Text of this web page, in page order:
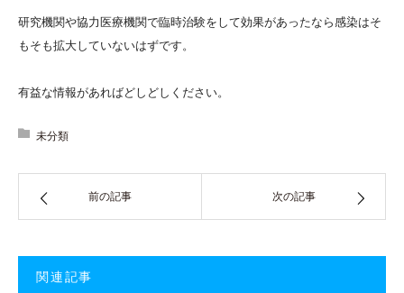
研究機関や協力医療機関で臨時治験をして効果があったなら感染はそ
もそも拡大していないはずです。
有益な情報があればどしどしください。
未分類
前の記事 次の記事
関連記事